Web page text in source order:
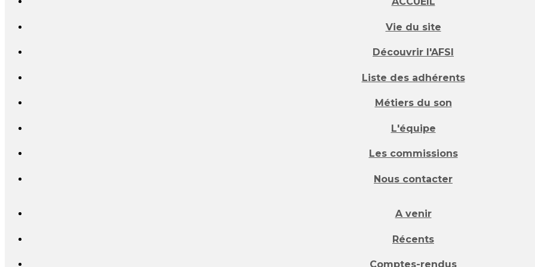
Vie du site
Découvrir l'AFSI
Liste des adhérents
Métiers du son
L'équipe
Les commissions
Nous contacter
A venir
Récents
Comptes-rendus